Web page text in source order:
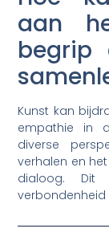
aan
begrip
Kunst kan
empathie in
diverse
verhalen en
dialoog.
verbondenheid